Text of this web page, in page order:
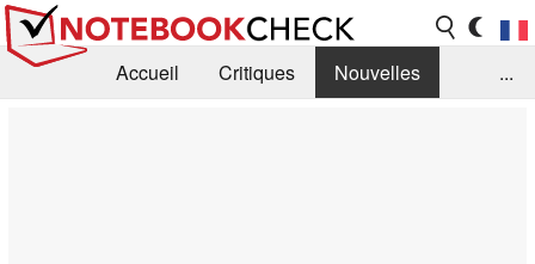
Accueil Critiques
Nouvelles
...